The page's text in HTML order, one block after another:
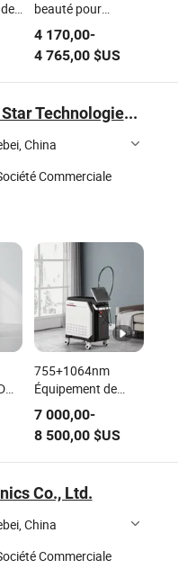
beauté pour
l'épilation au laser,
le rajeunissement
de la peau IPL sans
douleur et
tatouages
4 170,00-
4 765,00$US
Zhuozhou Summer Star Technologies Co., Ltd.
China
Commerciale
4
755+1064nm
Équipement de
beauté au laser
Alexandrite pour
l'épilation
7 000,00-
8 500,00$US
Co., Ltd.
China
Commerciale